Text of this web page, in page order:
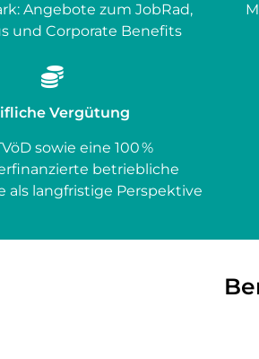
Angebote zum JobRad,
und Corporate Benefits
Vergütung
sowie eine 100 %
betriebliche
als langfristige Perspektive